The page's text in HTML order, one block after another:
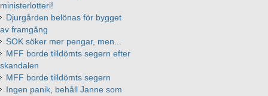
ministerlotteri!
Djurgården belönas för bygget
av framgång
SOK söker mer pengar, men...
MFF borde tilldömts segern efter
skandalen
MFF borde tilldömts segern
Ingen panik, behåll Janne som